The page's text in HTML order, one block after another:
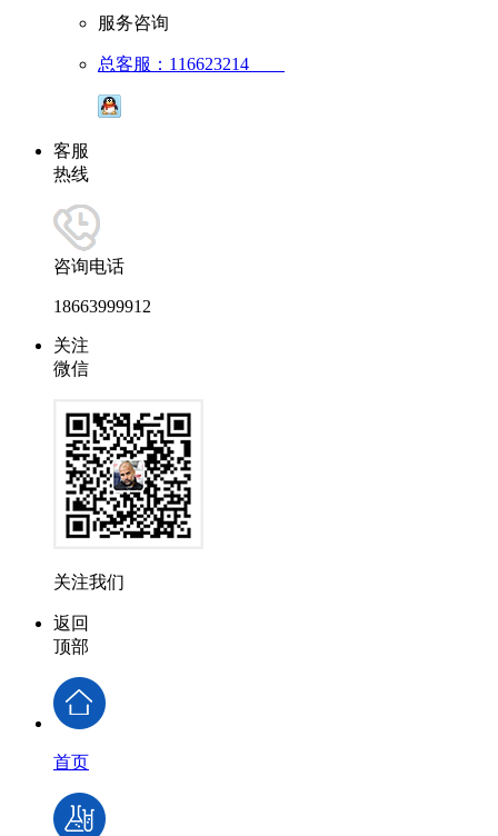
服务咨询
总客服：116623214
客服
热线
咨询电话
18663999912
关注
微信
关注我们
返回
顶部
首页